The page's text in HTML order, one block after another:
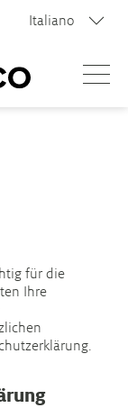
Italiano
für die
Ihre